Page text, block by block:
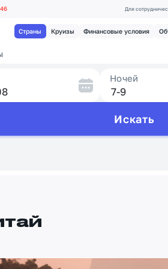
Для
Страны Круизы Финансовые условия
Ночей
Искать